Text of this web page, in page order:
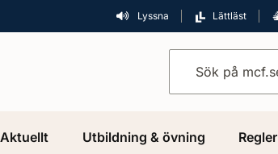
Lyssna Lättläst
Aktuellt Utbildning & övning Regler